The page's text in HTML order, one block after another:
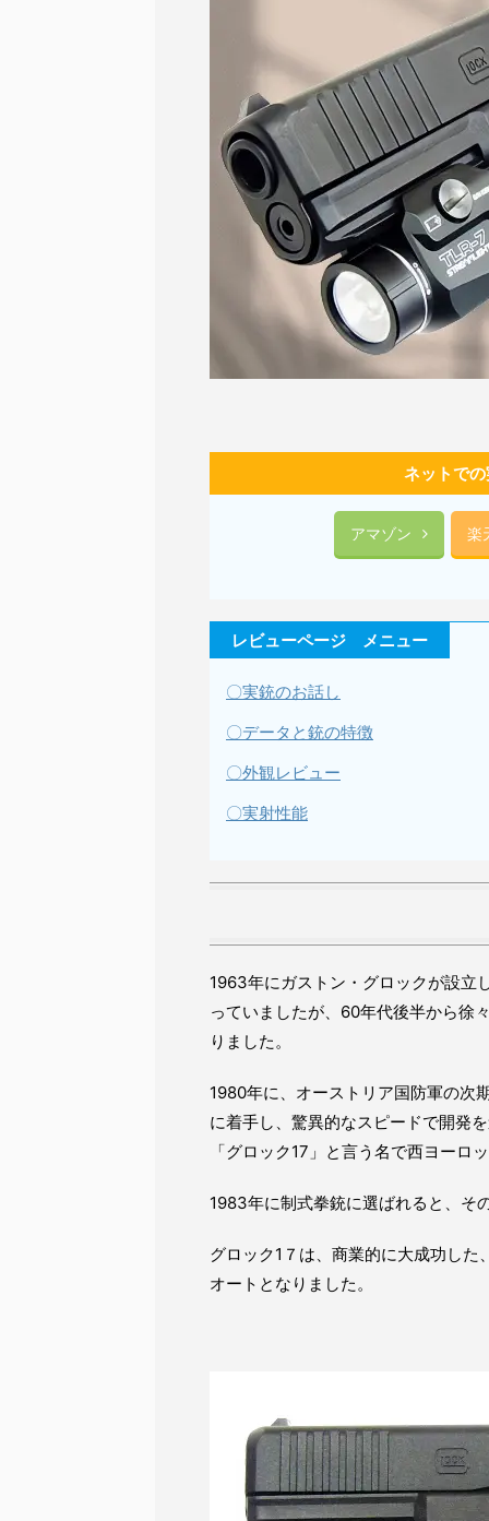
ネットで
アマゾン 楽
レビューページ メニュー
〇実銃のお話し
〇データと銃の特徴
〇外観レビュー
〇実射性能
1963年にガストン・グロックが設立
っていましたが、60年代後半から徐
りました。
1980年に、オーストリア国防軍の次
に着手し、驚異的なスピードで開発
「グロック17」と言う名で西ヨーロ
1983年に制式拳銃に選ばれると、そ
グロック1７は、商業的に大成功し
オートとなりました。